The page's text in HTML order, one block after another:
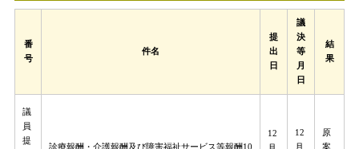
番
号
件名
提
出
日
議
決
等
月
日
結
果
議
員
提
診療報酬・介護報酬及び障害福祉サービス等報酬10
12
12
月
原
案